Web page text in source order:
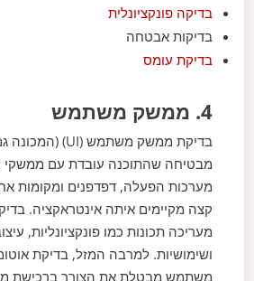
בדיקה פונקציונלית
בדיקות אבטחה
בדיקת עומס
4. ממשק משתמש
מבטיחה שהתוכנה עובדת עם ממשקי
מערכות הפעלה, דפדפנים ומקומות
קצה מקיימים איתה אינטראקציה.
מעריכה תכונות כמו פונקציונליות,
ושימושיות. למרבה המזל, בדיקת
משתמש מבטלת את הצורך ברכישת